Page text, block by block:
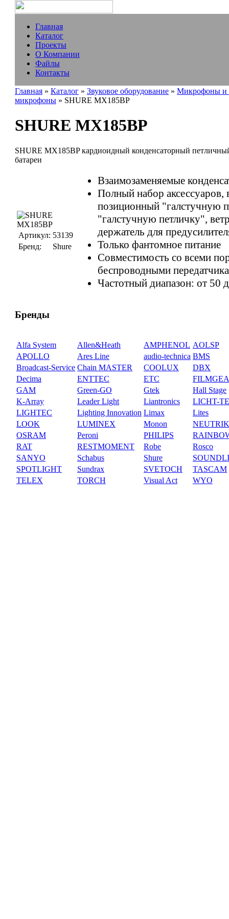
Главная
Каталог
Проекты
О Компании
Файлы
Контакты
Главная » Каталог » Звуковое оборудование » Микрофоны и
микрофоны » SHURE MX185BP
SHURE MX185BP
SHURE MX185BP кардиоидный конденсаторный
батареи
Артикул: 53139
Бренд:
Shure
Взаимозаменяемые
Полный набор аксессуаров,
позиционный "галстучную
"галстучную петличку",
держатель для
Только фантомное питание
Совместимость со всеми
беспроводными
Частотный диапазон: от 50
Бренды
Alfa System Allen&Heath AMPHENOL AOLSP
APOLLO
Ares Line audio-technica BMS
Broadcast-Service Chain MASTER COOLUX
DBX
Decima
ENTTEC ETC
GAM
Green-GO Gtek
Hall Stage
K-Array
Leader Light Liantronics
LICHT-
LIGHTEC
Lighting Innovation Limax
Lites
LOOK
LUMINEX Monon
NEUTRIK
OSRAM
Peroni PHILIPS
RAT
RESTMOMENT Robe
Rosco
SANYO
Schabus Shure
SPOTLIGHT
Sundrax SVETOCH
TASCAM
TELEX
TORCH Visual Act WYO